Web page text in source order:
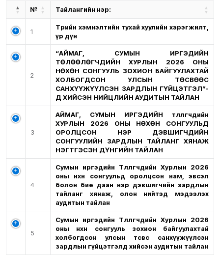
№ Тайлангийн нэр:
1
Төрийн хэмнэлтийн тухай хуулийн хэрэгжилт,
үр дүн
2
“АЙМАГ, СУМЫН ИРГЭДИЙН
ТӨЛӨӨЛӨГЧДИЙН ХУРЛЫН 2026 ОНЫ
НӨХӨН СОНГУУЛЬ ЗОХИОН БАЙГУУЛАХТАЙ
ХОЛБОГДСОН УЛСЫН ТӨСВӨӨС
САНХҮҮЖҮҮЛСЭН ЗАРДЛЫН ГҮЙЦЭТГЭЛ”-
Д ХИЙСЭН НИЙЦЛИЙН АУДИТЫН ТАЙЛАН
3
АЙМАГ, СУМЫН ИРГЭДИЙН төлөөлөгчдийн
ХУРЛЫН 2026 ОНЫ НӨХӨН СОНГУУЛЬД
ОРОЛЦСОН НЭР ДЭВШИГЧДИЙН
СОНГУУЛИЙН ЗАРДЛЫН ТАЙЛАНГ ХЯНАЖ
НЭГТГЭСЭН ДҮНГИЙН ТАЙЛАН
4
Сумын иргэдийн Төлөөлөгчдийн Хурлын 2026
оны нөхөн сонгуульд оролцсон нам, эвсэл
болон бие даан нэр дэвшигчийн зардлын
тайланг хянаж, олон нийтэд мэдээлэх
аудитын тайлан
5
Сумын иргэдийн Төлөөлөгчдийн Хурлын 2026
оны нөхөн сонгууль зохион байгуулахтай
холбогдсон улсын төсвөөс санхүүжүүлсэн
зардлын гүйцэтгэлд хийсэн аудитын тайлан